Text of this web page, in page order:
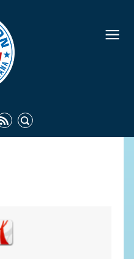
FEDERALI
SALUTE -